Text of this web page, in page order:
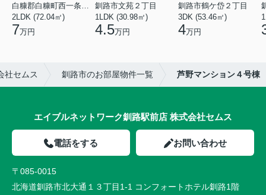
白糠郡白糠町西一条南４丁目
2LDK (72.04㎡)
7万円
釧路市文苑２丁目
1LDK (30.98㎡)
4.5万円
釧路市鶴ケ岱２丁目
3DK (53.46㎡)
4万円
社セムス 釧路市のお部屋物件一覧 芦野マンション４号棟
エイブルネットワーク釧路駅前店 株式会社セムス
電話をする お問い合わせ
〒085-0015
北海道釧路市北大通１３丁目1-1 コンフォートホテル釧路1階